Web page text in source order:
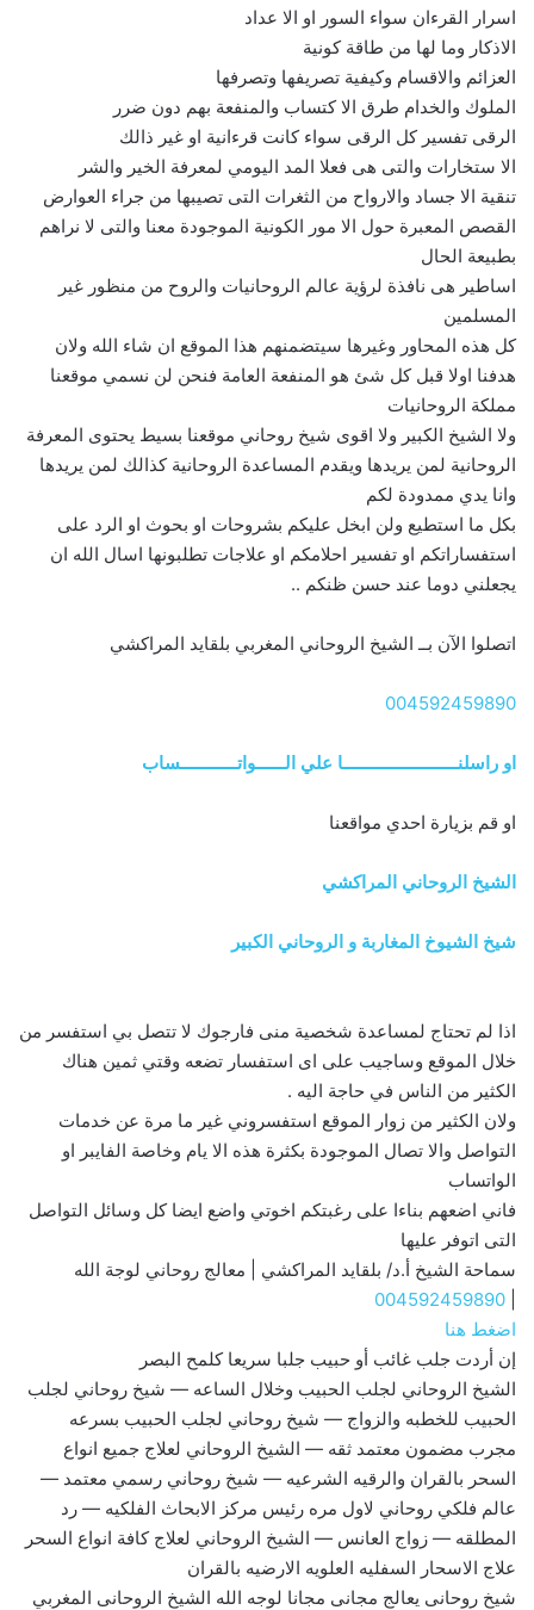
اسرار القرءان سواء السور او الا عداد
الاذكار وما لها من طاقة كونية
العزائم والاقسام وكيفية تصريفها وتصرفها
الملوك والخدام طرق الا كتساب والمنفعة بهم دون ضرر
الرقى تفسير كل الرقى سواء كانت قرءانية او غير ذالك
الا ستخارات والتى هى فعلا المد اليومي لمعرفة الخير والشر
تنقية الا جساد والارواح من الثغرات التى تصيبها من جراء العوارض
القصص المعبرة حول الا مور الكونية الموجودة معنا والتى لا نراهم
بطبيعة الحال
اساطير هى نافذة لرؤية عالم الروحانيات والروح من منظور غير
المسلمين
كل هذه المحاور وغيرها سيتضمنهم هذا الموقع ان شاء الله ولان
هدفنا اولا قبل كل شئ هو المنفعة العامة فنحن لن نسمي موقعنا
مملكة الروحانيات
ولا الشيخ الكبير ولا اقوى شيخ روحاني موقعنا بسيط يحتوى المعرفة
الروحانية لمن يريدها ويقدم المساعدة الروحانية كذالك لمن يريدها
وانا يدي ممدودة لكم
بكل ما استطيع ولن ابخل عليكم بشروحات او بحوث او الرد على
استفساراتكم او تفسير احلامكم او علاجات تطلبونها اسال الله ان
يجعلني دوما عند حسن ظنكم ..
اتصلوا الآن بــ الشيخ الروحاني المغربي بلقايد المراكشي
004592459890
او راسلنــــــــــــــــــــــــا علي الــــــواتــــــــــــساب
او قم بزيارة احدي مواقعنا
الشيخ الروحاني المراكشي
شيخ الشيوخ المغاربة و الروحاني الكبير
اذا لم تحتاج لمساعدة شخصية منى فارجوك لا تتصل بي استفسر من
خلال الموقع وساجيب على اى استفسار تضعه وقتي ثمين هناك
الكثير من الناس في حاجة اليه .
ولان الكثير من زوار الموقع استفسروني غير ما مرة عن خدمات
التواصل والا تصال الموجودة بكثرة هذه الا يام وخاصة الفايبر او
الواتساب
فاني اضعهم بناءا على رغبتكم اخوتي واضع ايضا كل وسائل التواصل
التى اتوفر عليها
سماحة الشيخ أ.د/ بلقايد المراكشي | معالج روحاني لوجة الله
004592459890
اضغط هنا
إن أردت جلب غائب أو حبيب جلبا سريعا كلمح البصر
الشيخ الروحاني لجلب الحبيب وخلال الساعه — شيخ روحاني لجلب
الحبيب للخطبه والزواج — شيخ روحاني لجلب الحبيب بسرعه
مجرب مضمون معتمد ثقه — الشيخ الروحاني لعلاج جميع انواع
السحر بالقران والرقيه الشرعيه — شيخ روحاني رسمي معتمد —
عالم فلكي روحاني لاول مره رئيس مركز الابحاث الفلكيه — رد
المطلقه — زواج العانس — الشيخ الروحاني لعلاج كافة انواع السحر
علاج الاسحار السفليه العلويه الارضيه بالقران
شيخ روحانى يعالج مجانى مجانا لوجه الله الشيخ الروحانى المغربي